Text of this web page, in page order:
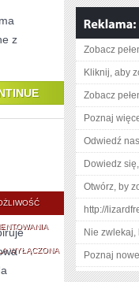
z
ZORZA
POLARNA
WYŁĄCZONA
Zobacz
Kliknij, aby
Zobacz
Poznaj
Odwiedź
Dowiedz
Otwórz, by
http://
Nie zwlekaj,
Poznaj